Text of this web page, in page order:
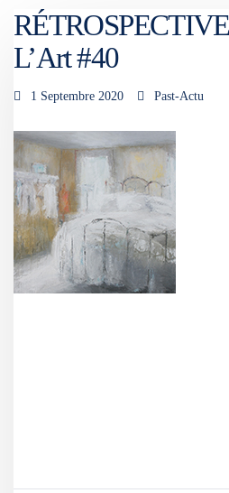
L’Art #40
1 Septembre 2020 Past-Actu